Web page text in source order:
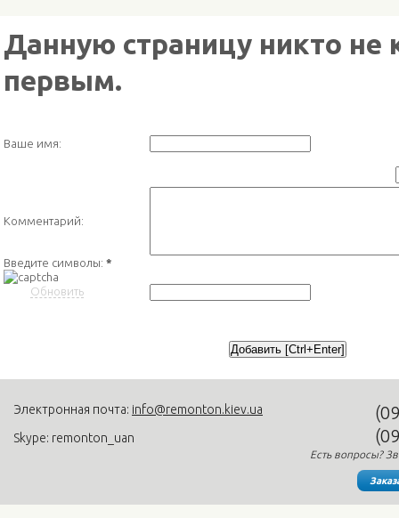
Данную страницу никто
первым.
Ваше имя:
Комментарий:
Введите символы: *
Обновить
Электронная почта: info@remonton.kiev.ua
Skype: remonton_uan
Есть вопросы?